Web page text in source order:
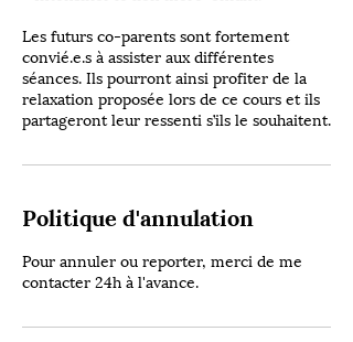
Les futurs co-parents sont fortement
convié.e.s à assister aux différentes
séances. Ils pourront ainsi profiter de la
relaxation proposée lors de ce cours et ils
partageront leur ressenti s’ils le souhaitent.
Politique d'annulation
Pour annuler ou reporter, merci de me
contacter 24h à l'avance.